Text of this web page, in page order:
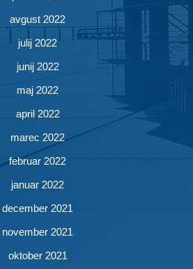
avgust 2022
julij 2022
junij 2022
maj 2022
april 2022
marec 2022
februar 2022
januar 2022
december 2021
november 2021
oktober 2021